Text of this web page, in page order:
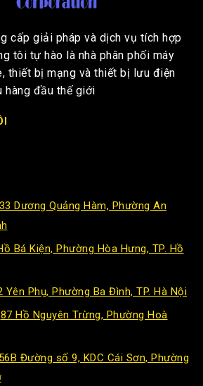
cấp giải pháp và dịch vụ tích hợp
tôi tự hào là nhà phân phối máy
thiết bị mạng và thiết bị lưu điện
hàng đầu thế giới
Dương Quảng Hàm, Phường An
Bá Kiện, Phường Hòa Hưng, TP. Hồ
Yên Phụ, Phường Ba Đình, TP. Hà Nội
87 Hồ Nguyên Trừng, Phường Hoà
56B Đường số 9, KDC Cái Sơn, Phường